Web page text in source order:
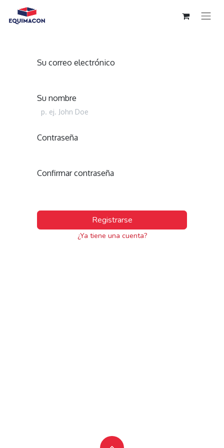
Su correo electrónico
Su nombre
Contraseña
Confirmar contraseña
Registrarse
¿Ya tiene una cuenta?